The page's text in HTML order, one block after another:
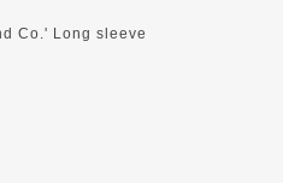
Co.' Long sleeve